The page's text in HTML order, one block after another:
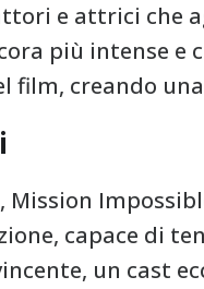
e attrici che
più intense
film, creando
Mission
capace di
un cast